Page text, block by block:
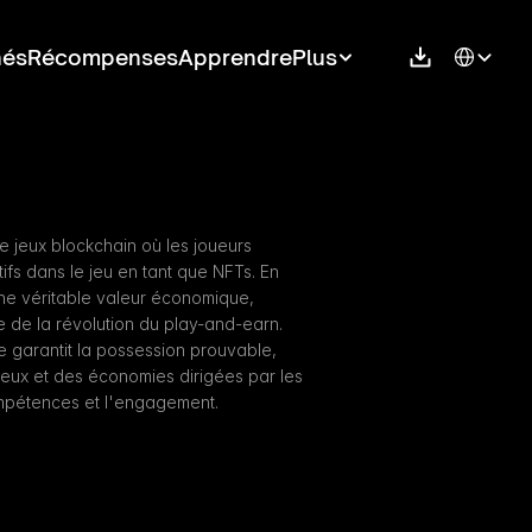
RécompensesApprendrePlus Select
jeux blockchain où les joueurs
dans le jeu en tant que NFTs. En
véritable valeur économique,
de la révolution du play-and-earn.
garantit la possession prouvable,
et des économies dirigées par les
et l'engagement.